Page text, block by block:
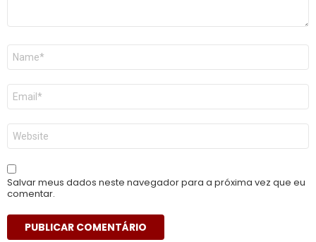
Nome
E-
mail
*
Site
Salvar meus dados neste navegador para a próxima vez que eu
comentar.